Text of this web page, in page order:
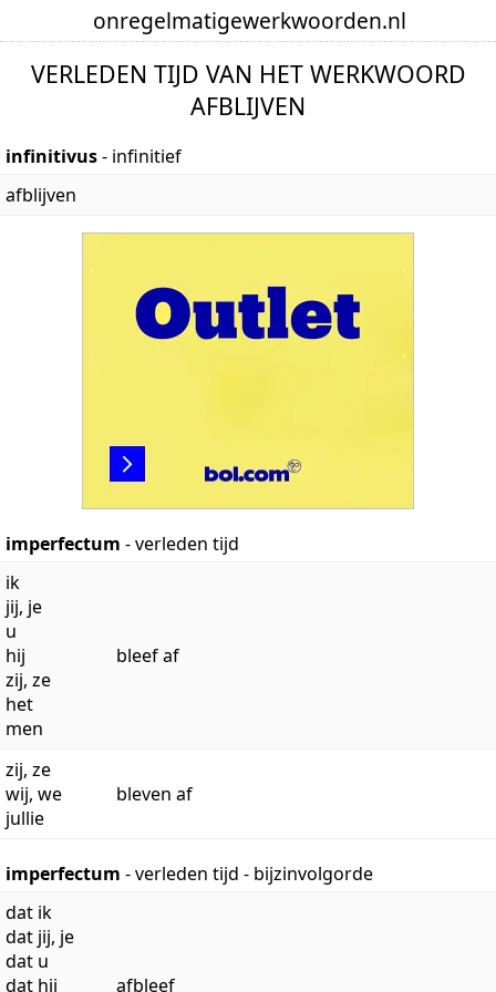
onregelmatigewerkwoorden.nl
VERLEDEN TIJD VAN HET WERKWOORD
AFBLIJVEN
infinitivus- infinitief
afblijven
imperfectum - verleden tijd
ik
jij, je
u
hij
zij, ze
het
men
bleef af
zij, ze
wij, we
jullie
bleven af
imperfectum - verleden tijd - bijzinvolgorde
dat ik
dat jij, je
dat u
dat hij
afbleef